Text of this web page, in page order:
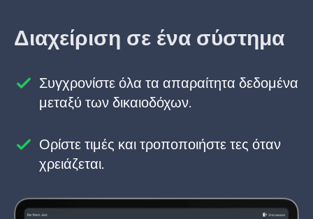
Διαχείριση σε ένα σύστημα
Συγχρονίστε όλα τα απαραίτητα δεδομένα
μεταξύ των δικαιοδόχων.
Ορίστε τιμές και τροποποιήστε τες όταν
χρειάζεται.